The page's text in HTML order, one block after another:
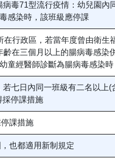
毒71型流行疫情：幼兒園內
感染時，該班級應停課
行政區，若當年度曾由衛生
在三個月以上的腸病毒感染
童經醫師診斷為腸病毒感染
七日內同一班級有二名以上(
採停課措施
課措施
也都適用新制規定